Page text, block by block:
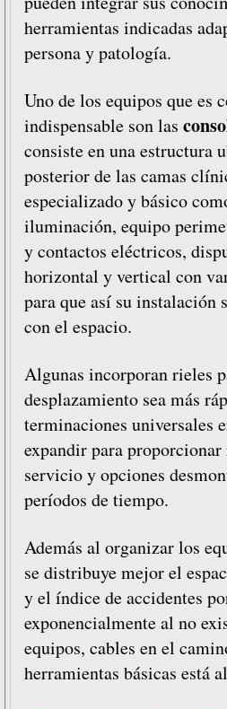
herramientas indicadas
persona y patología.
Uno de los equipos que es
indispensable son las
consiste en una estructura
posterior de las camas
especializado y básico
iluminación, equipo
y contactos eléctricos,
horizontal y vertical con
para que así su instalación
con el espacio.
Algunas incorporan rieles
desplazamiento sea más
terminaciones universales
expandir para proporcionar
servicio y opciones
períodos de tiempo.
Además al organizar los
se distribuye mejor el
y el índice de accidentes
exponencialmente al no
equipos, cables en el
herramientas básicas está